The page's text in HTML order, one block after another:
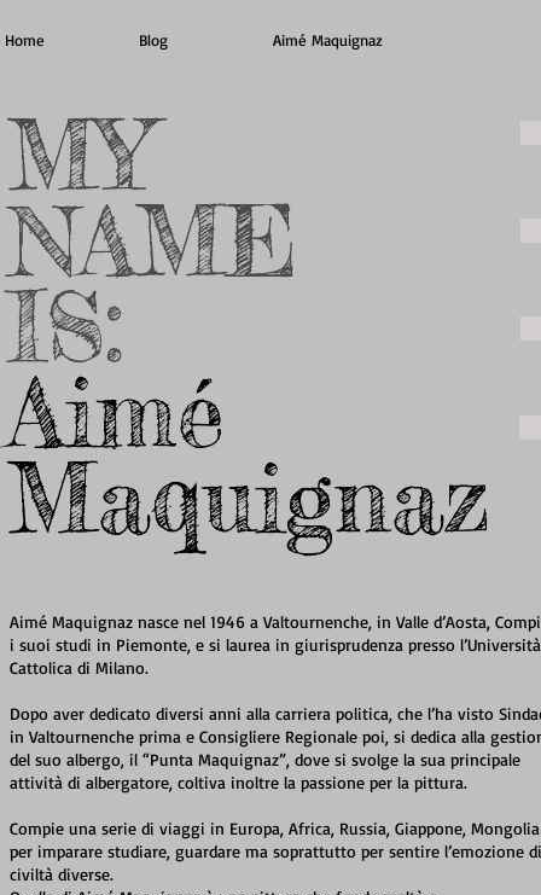
Home Blog Aimé Maquignaz
MY
NAME
IS:
Aimé
Maquignaz
Aimé Maquignaz nasce nel 1946 a Valtournenche, in Valle d’Aosta,
i suoi studi in Piemonte, e si laurea in giurisprudenza presso l’Università
Cattolica di Milano.
Dopo aver dedicato diversi anni alla carriera politica, che l’ha visto
in Valtournenche prima e Consigliere Regionale poi, si dedica alla
del suo albergo, il “Punta Maquignaz”, dove si svolge la sua principale
attività di albergatore, coltiva inoltre la passione per la pittura.
Compie una serie di viaggi in Europa, Africa, Russia, Giappone, Mongolia
per imparare studiare, guardare ma soprattutto per sentire l’emozione di
civiltà diverse.